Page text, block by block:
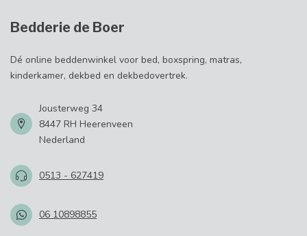
Bedderie de Boer
Dé online beddenwinkel voor bed, boxspring, matras,
kinderkamer, dekbed en dekbedovertrek.
Jousterweg 34
8447 RH Heerenveen
Nederland
0513 - 627419
06 10898855